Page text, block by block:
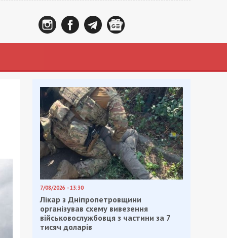
7/08/2026 - 13:30
Лікар з Дніпропетровщини
організував схему вивезення
військовослужбовця з частини за 7
тисяч доларів